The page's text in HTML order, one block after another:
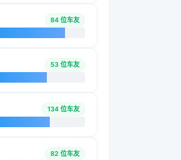
84 位车友
53 位车友
134 位车友
82 位车友